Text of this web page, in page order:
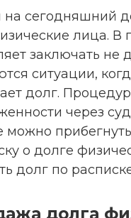
сегодняшний
лица. В
заключать не
ситуации,
долг.
через
можно
о долге
долг по
долга